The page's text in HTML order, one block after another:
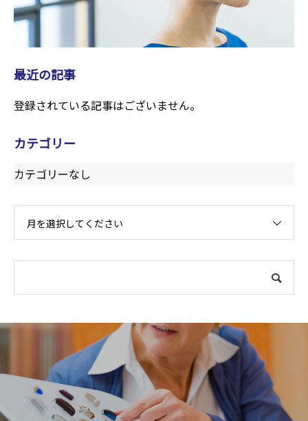
最近の記事
登録されている記事はございません。
カテゴリー
カテゴリーなし
月を選択してください